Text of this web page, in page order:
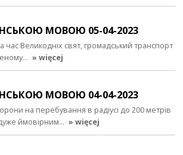
МОВОЮ 05-04-2023
час Великодніх свят, громадський транспорт
» więcej
МОВОЮ 04-04-2023
на перебування в радіусі до 200 метрів
ймовірним… » więcej